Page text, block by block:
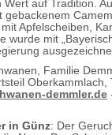
auf Tradition.
gebackenem
Apfelscheiben,
wurde mit
Familie
Oberkammlach,
demmler.de
in Günz: Der